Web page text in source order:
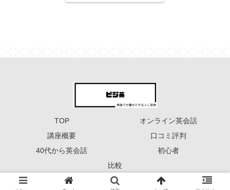
TOP
オンライン英会話
講座概要
口コミ評判
40代から英会話
初心者
比較
Copyright © 2023 ーーー ビジ英 ーーー All Rights Reserved.